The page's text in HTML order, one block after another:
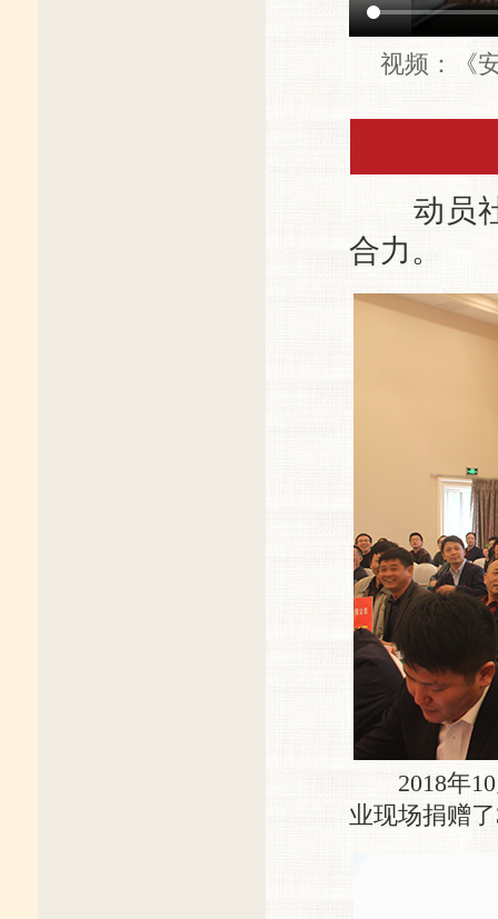
视频：《
动员社
合力。
2018年10
业现场捐赠